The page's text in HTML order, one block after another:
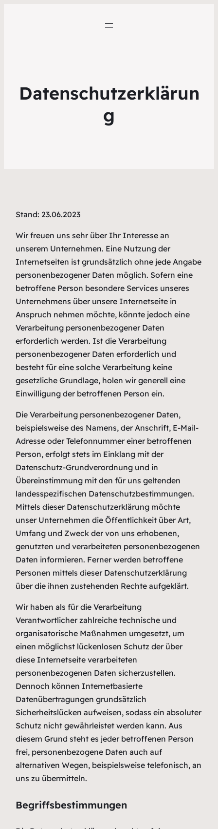
Datenschutzerklärun
g
Stand: 23.06.2023
Wir freuen uns sehr über Ihr Interesse an
unserem Unternehmen. Eine Nutzung der
Internetseiten ist grundsätzlich ohne jede Angabe
personenbezogener Daten möglich. Sofern eine
betroffene Person besondere Services unseres
Unternehmens über unsere Internetseite in
Anspruch nehmen möchte, könnte jedoch eine
Verarbeitung personenbezogener Daten
erforderlich werden. Ist die Verarbeitung
personenbezogener Daten erforderlich und
besteht für eine solche Verarbeitung keine
gesetzliche Grundlage, holen wir generell eine
Einwilligung der betroffenen Person ein.
Die Verarbeitung personenbezogener Daten,
beispielsweise des Namens, der Anschrift, E-Mail-
Adresse oder Telefonnummer einer betroffenen
Person, erfolgt stets im Einklang mit der
Datenschutz-Grundverordnung und in
Übereinstimmung mit den für uns geltenden
landesspezifischen Datenschutzbestimmungen.
Mittels dieser Datenschutzerklärung möchte
unser Unternehmen die Öffentlichkeit über Art,
Umfang und Zweck der von uns erhobenen,
genutzten und verarbeiteten personenbezogenen
Daten informieren. Ferner werden betroffene
Personen mittels dieser Datenschutzerklärung
über die ihnen zustehenden Rechte aufgeklärt.
Wir haben als für die Verarbeitung
Verantwortlicher zahlreiche technische und
organisatorische Maßnahmen umgesetzt, um
einen möglichst lückenlosen Schutz der über
diese Internetseite verarbeiteten
personenbezogenen Daten sicherzustellen.
Dennoch können Internetbasierte
Datenübertragungen grundsätzlich
Sicherheitslücken aufweisen, sodass ein absoluter
Schutz nicht gewährleistet werden kann. Aus
diesem Grund steht es jeder betroffenen Person
frei, personenbezogene Daten auch auf
alternativen Wegen, beispielsweise telefonisch, an
uns zu übermitteln.
Begriffsbestimmungen